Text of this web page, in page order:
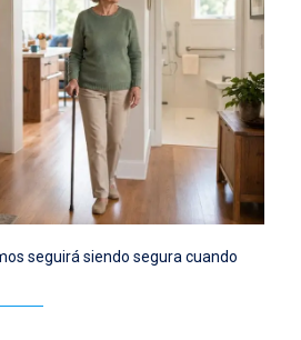
seguirá siendo segura cuando